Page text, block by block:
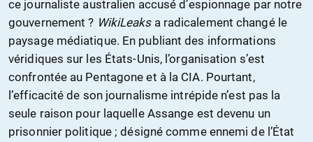
ce journaliste australien accusé d’espionnage par notre
gouvernement ? WikiLeaksa radicalement changé le
paysage médiatique. En publiant des informations
véridiques sur les États-Unis, l’organisation s’est
confrontée au Pentagone et à la CIA. Pourtant,
l’efficacité de son journalisme intrépide n’est pas la
seule raison pour laquelle Assange est devenu un
prisonnier politique ; désigné comme ennemi de l’État